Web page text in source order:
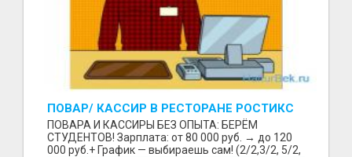
ПОВАР/ КАССИР В РЕСТОРАНЕ РОСТИКС
(КФС)
ПОВАРА И КАССИРЫ БЕЗ ОПЫТА: БЕРЁМ
СТУДЕНТОВ! Зарплата: от 80 000 руб. → до 120
000 руб.+ График — выбираешь сам! (2/2,3/2, 5/2,